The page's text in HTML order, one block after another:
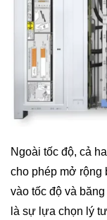
Ngoài tốc độ, cả
cho phép mở rộng
vào tốc độ và
là sự lựa chọn lý